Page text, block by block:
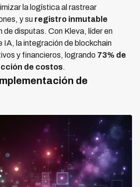
la logística al rastrear
y su registro inmutable
de disputas. Con Kleva, líder en
IA, la integración de blockchain
y financieros, logrando 73% de
de costos.
de